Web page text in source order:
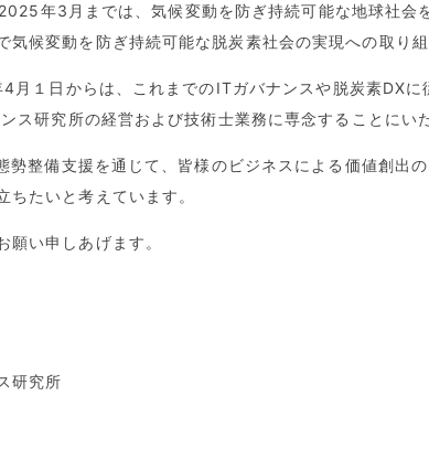
年3月までは、気候変動を防ぎ持続可能な地球社会
気候変動を防ぎ持続可能な脱炭素社会の実現への取り
月１日からは、これまでのITガバナンスや脱炭素DX
ス研究所の経営および技術士業務に専念することにい
勢整備支援を通じて、皆様のビジネスによる価値創出
ちたいと考えています。
願い申しあげます。
研究所